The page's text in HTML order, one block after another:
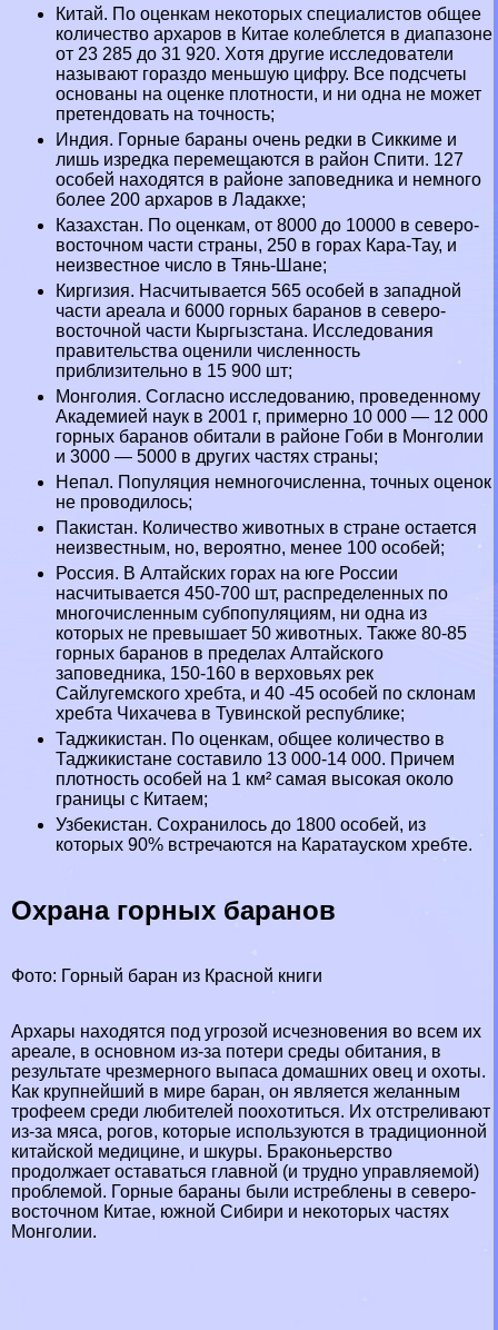
Китай. По оценкам некоторых специалистов общее
количество архаров в Китае колeблется в диапазоне
от 23 285 до 31 920. Хотя другие исследователи
называют гораздо меньшую цифру. Все подсчеты
основаны на оценке плотности, и ни одна не может
претендовать на точность;
Индия. Горные бapaны очень редки в Сиккиме и
лишь изредка перемещаются в район Спити. 127
особей находятся в районе заповедника и немного
более 200 архаров в Ладакхе;
Казахстан. По оценкам, от 8000 до 10000 в северо-
восточном части страны, 250 в горах Кара-Тау, и
неизвестное число в Тянь-Шане;
Киргизия. Насчитывается 565 особей в западной
части ареала и 6000 горных бapaнов в северо-
восточной части Кыргызстана. Исследования
правительства оценили численность
приблизительно в 15 900 шт;
Монголия. Согласно исследованию, проведенному
Академией наук в 2001 г, примерно 10 000 — 12 000
горных бapaнов обитали в районе Гоби в Монголии
и 3000 — 5000 в других частях страны;
Непал. Популяция немногочисленна, точных оценок
не проводилось;
Пакистан. Количество животных в стране остается
неизвестным, но, вероятно, менее 100 особей;
Россия. В Алтайских горах на юге России
насчитывается 450-700 шт, распределенных по
многочисленным субпопуляциям, ни одна из
которых не превышает 50 животных. Также 80-85
горных бapaнов в пределах Алтайского
заповедника, 150-160 в верховьях рек
Сайлугемского хребта, и 40 -45 особей по склонам
хребта Чихачева в Тувинской республике;
Таджикистан. По оценкам, общее количество в
Таджикистане составило 13 000-14 000. Причем
плотность особей на 1 км² самая высокая около
границы с Китаем;
Узбекистан. Сохранилось до 1800 особей, из
которых 90% встречаются на Каратауском хребте.
Охрана горных бapaнов
Фото: Горный бapaн из Красной книги
Архары находятся под угрозой исчезновения во всем их
ареале, в основном из-за потери среды обитания, в
результате чрезмерного выпаса домашних овец и охоты.
Как крупнейший в мире бapaн, он является желанным
трофеем среди любителей поохотиться. Их отстреливают
из-за мяса, рогов, которые используются в традиционной
китайской медицине, и шкуры. Бpaконьерство
продолжает оставаться главной (и трудно управляемой)
проблемой. Горные бapaны были истрeблены в северо-
восточном Китае, южной Сибири и некоторых частях
Монголии.